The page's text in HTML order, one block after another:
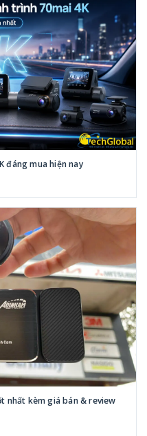
đáng mua hiện nay
nhất kèm giá bán & review